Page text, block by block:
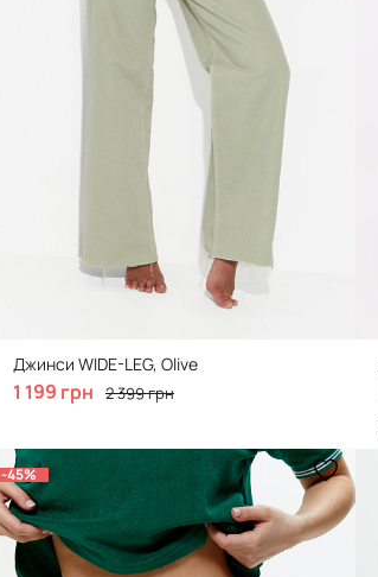
Джинси WIDE-LEG, Olive
1 199 грн 2 399 грн
-45%